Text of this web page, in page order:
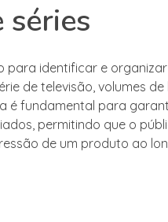
séries
para identificar e organizar
de televisão, volumes de
é fundamental para
permitindo que o
de um produto ao